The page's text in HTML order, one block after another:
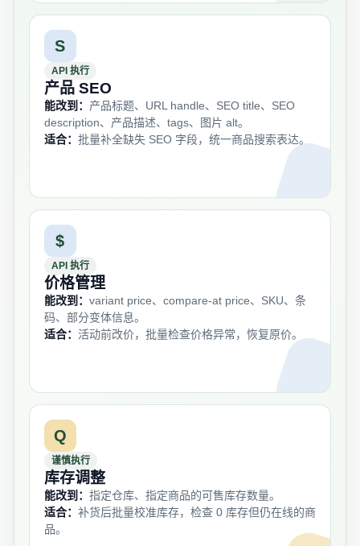
S
API 执行
产品 SEO
能改到： 产品标题、URL handle、SEO title、SEO
description、产品描述、tags、图片 alt。
适合： 批量补全缺失 SEO 字段，统一商品搜索表达。
$
API 执行
价格管理
能改到： variant price、compare-at price、SKU、条
码、部分变体信息。
适合： 活动前改价，批量检查价格异常，恢复原价。
Q
谨慎执行
库存调整
能改到： 指定仓库、指定商品的可售库存数量。
适合： 补货后批量校准库存，检查 0 库存但仍在线的商
品。